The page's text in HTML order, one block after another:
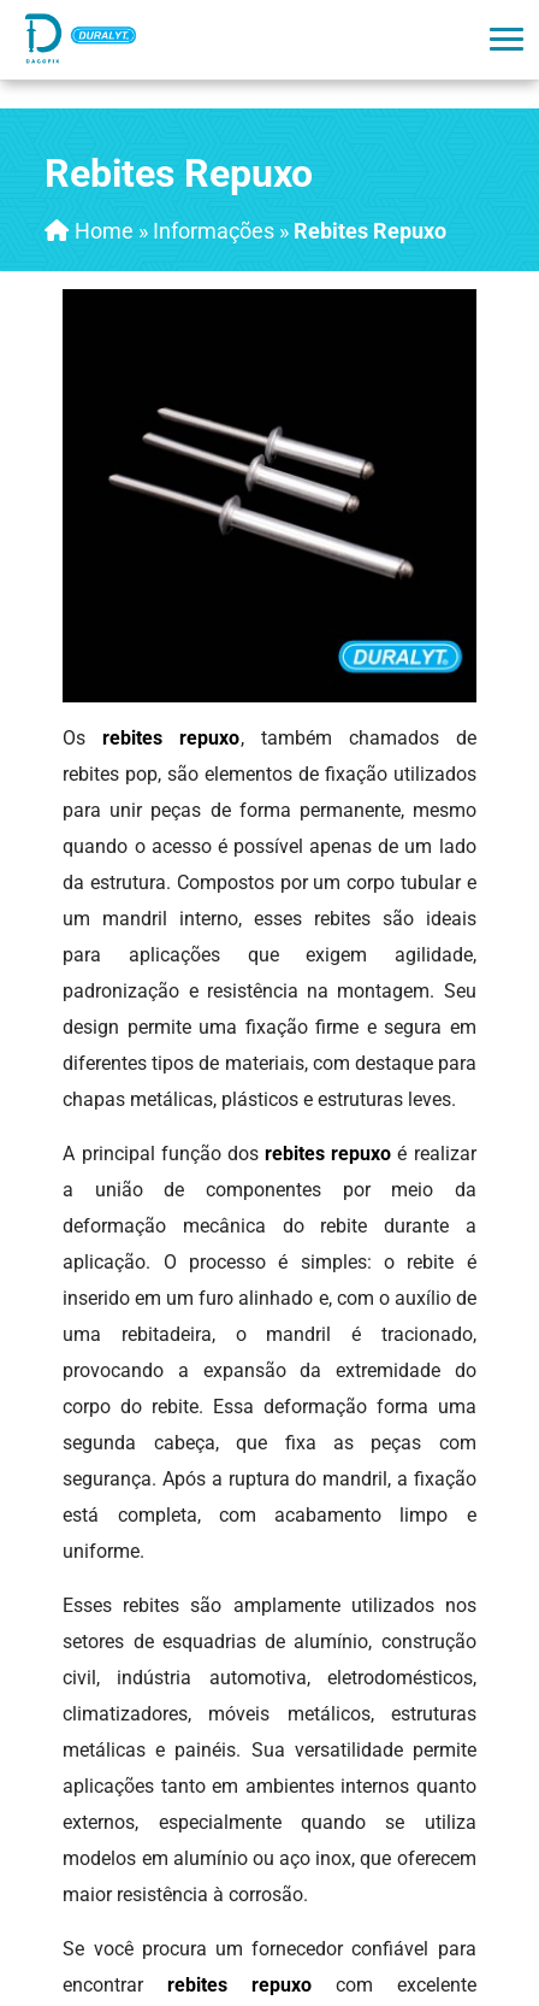
Rebites Repuxo
Home » Informações » Rebites Repuxo
Osrebites repuxo, também chamados de
rebites pop, são elementos de fixação utilizados
para unir peças de forma permanente, mesmo
quando o acesso é possível apenas de um lado
da estrutura. Compostos por um corpo tubular e
um mandril interno, esses rebites são ideais
para aplicações que exigem agilidade,
padronização e resistência na montagem. Seu
design permite uma fixação firme e segura em
diferentes tipos de materiais, com destaque para
chapas metálicas, plásticos e estruturas leves.
A principal função dosrebites repuxo é realizar
a união de componentes por meio da
deformação mecânica do rebite durante a
aplicação. O processo é simples: o rebite é
inserido em um furo alinhado e, com o auxílio de
uma rebitadeira, o mandril é tracionado,
provocando a expansão da extremidade do
corpo do rebite. Essa deformação forma uma
segunda cabeça, que fixa as peças com
segurança. Após a ruptura do mandril, a fixação
está completa, com acabamento limpo e
uniforme.
Esses rebites são amplamente utilizados nos
setores de esquadrias de alumínio, construção
civil, indústria automotiva, eletrodomésticos,
climatizadores, móveis metálicos, estruturas
metálicas e painéis. Sua versatilidade permite
aplicações tanto em ambientes internos quanto
externos, especialmente quando se utiliza
modelos em alumínio ou aço inox, que oferecem
maior resistência à corrosão.
Se você procura um fornecedor confiável para
encontrarrebites repuxo com excelente